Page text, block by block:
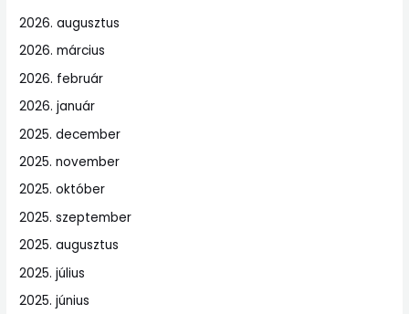
2026. augusztus
2026. március
2026. február
2026. január
2025. december
2025. november
2025. október
2025. szeptember
2025. augusztus
2025. július
2025. június